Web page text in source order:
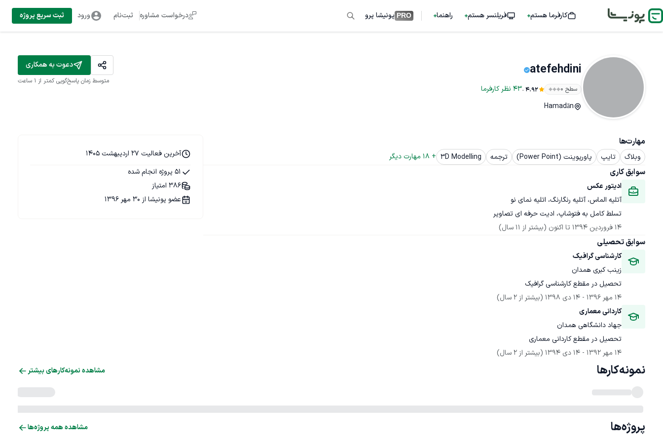
کارفرما هستم فریلنسر هستم راهنما PRO پونیشا پرو درخواست مشاوره ثبت‌نام ورود ثبت سریع پروژه
atefehdini
سطح ۰ 4.92
.
43 نظر کارفرما
Hamadān
دعوت به همکاری
متوسط زمان پاسخ‌گویی کمتر از 1 ساعت
مهارت‌ها
وبلاگ تایپ پاورپوینت (Power Point) ترجمه 3D Modelling
+
18 مهارت دیگر
سوابق کاری
ادیتور عکس
آتلیه الماس، آتلیه رنگارنگ، اتلیه نمای نو
تسلط کامل به فتوشاپ، ادیت حرفه ای تصاویر
14 فروردین 1394
تا اکنون (بیشتر از 11 سال)
سوابق تحصیلی
کارشناسی گرافیک
زینب کبری همدان
تحصیل در مقطع کارشناسی گرافیک
14 مهر 1396
- 14 دی 1398
(بیشتر از 2 سال)
کاردانی معماری
جهاد دانشگاهی همدان
تحصیل در مقطع کاردانی معماری
14 مهر 1392
- 14 دی 1394 (بیشتر از 2 سال)
آخرین فعالیت 27 اردیبهشت 1405
51 پروژه انجام شده
386 امتیاز
عضو پونیشا از 30 مهر 1396
نمونه‌کارها مشاهده نمونه‌کارهای بیشتر
پروژه‌ها مشاهده همه پروژه‌ها